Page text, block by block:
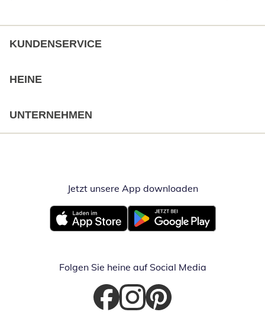
KUNDENSERVICE
HEINE
UNTERNEHMEN
Jetzt unsere App downloadenÖffnet in
Öffnet in neuem FensterÖffnet in neuem Fenster
Folgen Sie heine auf Social Media